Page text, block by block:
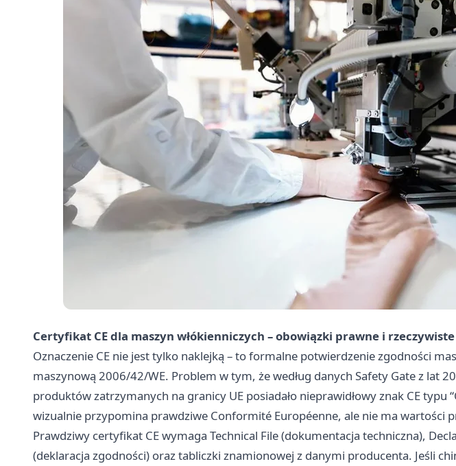
Certyfikat CE dla maszyn włókienniczych – obowiązki prawne i
Oznaczenie CE nie jest tylko naklejką – to formalne potwierdzenie zgodności
maszynową 2006/42/WE. Problem w tym, że według danych Safety Gate z lat
produktów zatrzymanych na granicy UE posiadało nieprawidłowy znak CE typu
wizualnie przypomina prawdziwe Conformité Européenne, ale nie ma wartości
Prawdziwy certyfikat CE wymaga Technical File (dokumentacja techniczna),
(deklaracja zgodności) oraz tabliczki znamionowej z danymi producenta. Jeśli